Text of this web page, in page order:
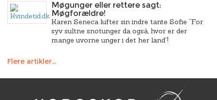
Møgunger eller rettere sagt:
Møgforældre!
Karen Seneca lufter sin indre tante Sofie “For
syv sultne snotunger da også, hvor er der
mange uvorne unger i det her land”!
Flere artikler...